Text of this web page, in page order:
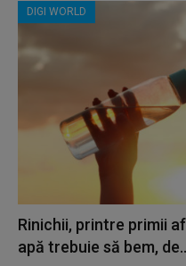
DIGI WORLD
Rinichii, printre primii
apă trebuie să bem,